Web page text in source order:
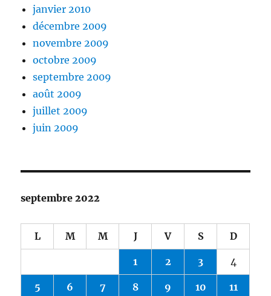
janvier 2010
décembre 2009
novembre 2009
octobre 2009
septembre 2009
août 2009
juillet 2009
juin 2009
septembre 2022
L M M J V S D
1 2 3 4
5 6 7 8 9 10 11